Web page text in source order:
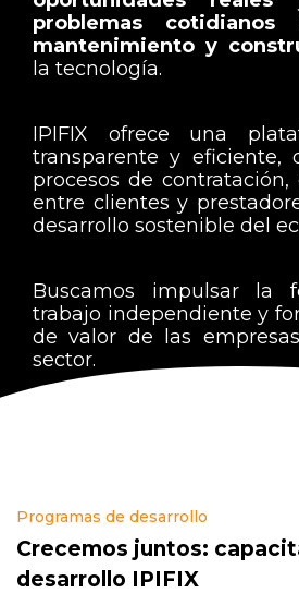
problemas
mantenimiento y
la tecnología.
IPIFIX ofrece una
transparente y eficiente,
procesos de contratación,
entre clientes y
desarrollo sostenible del
Buscamos impulsar la
trabajo independiente y
de valor de las
sector.
Programas de desarrollo
Crecemos juntos:
desarrollo IPIFIX